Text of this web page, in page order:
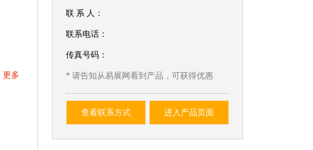
更多
联 系 人：
联系电话：
传真号码：
* 请告知从易展网看到产品，可获得优惠
查看联系方式 进入产品页面